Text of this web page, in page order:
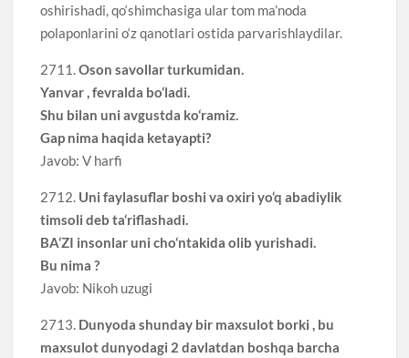
oshirishadi, qo‘shimchasiga ular tom ma’noda
polaponlarini o‘z qanotlari ostida parvarishlaydilar.
2711.Oson savollar turkumidan.
Yanvar , fevralda bo‘ladi.
Shu bilan uni avgustda ko‘ramiz.
Gap nima haqida ketayapti?
Javob: V harfi
2712. Uni faylasuflar boshi va oxiri yo‘q abadiylik
timsoli deb ta‘riflashadi.
BA‘ZI insonlar uni cho‘ntakida olib yurishadi.
Bu nima ?
Javob: Nikoh uzugi
2713. Dunyoda shunday bir maxsulot borki , bu
maxsulot dunyodagi 2 davlatdan boshqa barcha